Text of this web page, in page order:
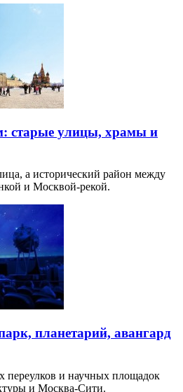
мест…
маршрут через
площади. Полный маршрут
старые улицы, храмы и